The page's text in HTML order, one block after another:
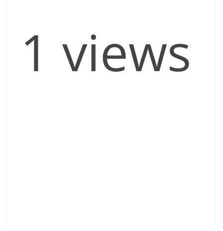
1 views